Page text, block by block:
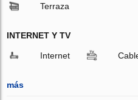
Terraza
INTERNET Y TV
Internet
más